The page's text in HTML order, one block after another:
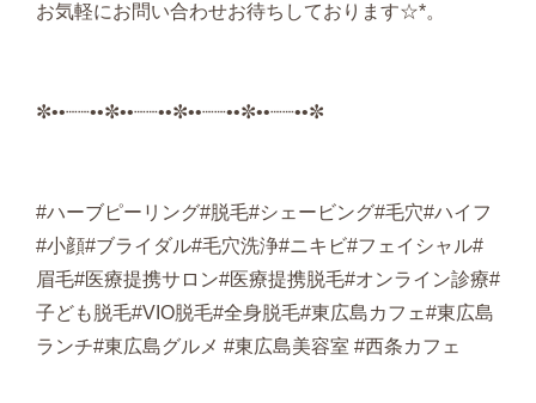
お気軽にお問い合わせお待ちしております☆*。
✼••┈┈••✼••┈┈••✼••┈┈••✼••┈┈••✼
#ハーブピーリング#脱毛#シェービング#毛穴#ハイフ
#小顔#ブライダル#毛穴洗浄#ニキビ#フェイシャル#
眉毛#医療提携サロン#医療提携脱毛#オンライン診療#
子ども脱毛#VIO脱毛#全身脱毛#東広島カフェ#東広島
ランチ#東広島グルメ #東広島美容室 #西条カフェ